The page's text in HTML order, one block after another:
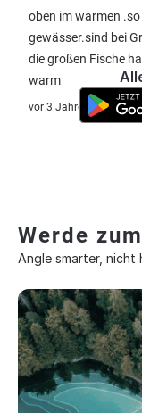
oben im warmen
gewässer.sind bei
die großen Fische
warm
vor 3 Jahre
Werde
Angle smarter, nicht